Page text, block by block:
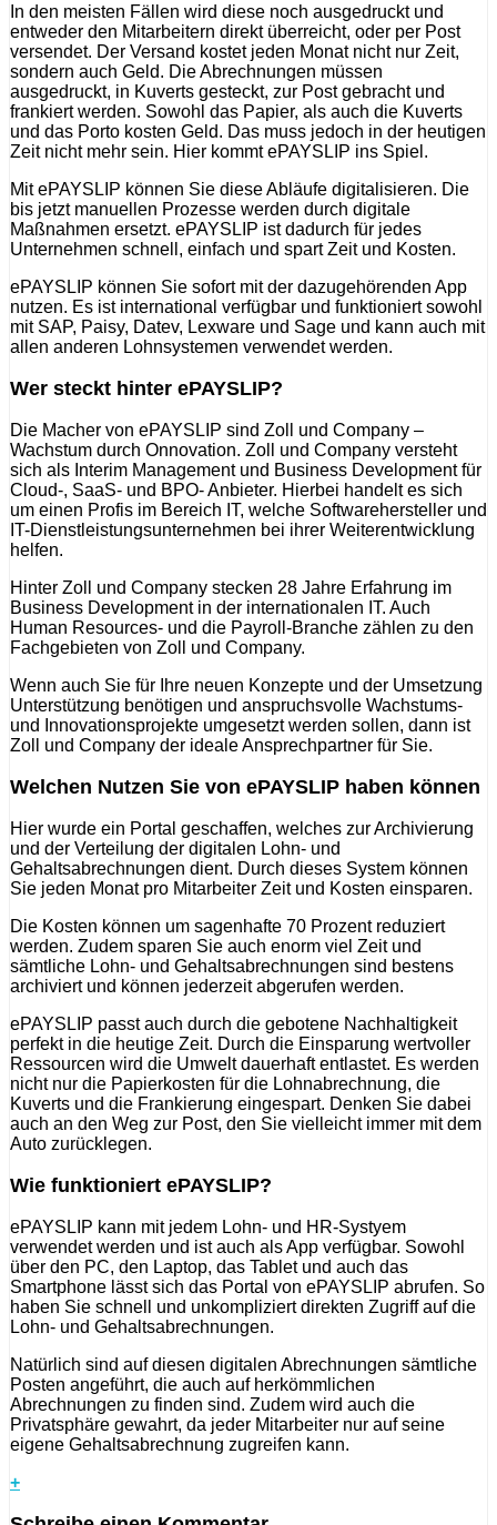
In den meisten Fällen wird diese noch ausgedruckt und
entweder den Mitarbeitern direkt überreicht, oder per Post
versendet. Der Versand kostet jeden Monat nicht nur Zeit,
sondern auch Geld. Die Abrechnungen müssen
ausgedruckt, in Kuverts gesteckt, zur Post gebracht und
frankiert werden. Sowohl das Papier, als auch die Kuverts
und das Porto kosten Geld. Das muss jedoch in der heutigen
Zeit nicht mehr sein. Hier kommt ePAYSLIP ins Spiel.
Mit ePAYSLIP können Sie diese Abläufe digitalisieren. Die
bis jetzt manuellen Prozesse werden durch digitale
Maßnahmen ersetzt. ePAYSLIP ist dadurch für jedes
Unternehmen schnell, einfach und spart Zeit und Kosten.
ePAYSLIP können Sie sofort mit der dazugehörenden App
nutzen. Es ist international verfügbar und funktioniert sowohl
mit SAP, Paisy, Datev, Lexware und Sage und kann auch mit
allen anderen Lohnsystemen verwendet werden.
Wer steckt hinter ePAYSLIP?
Die Macher von ePAYSLIP sind Zoll und Company –
Wachstum durch Onnovation. Zoll und Company versteht
sich als Interim Management und Business Development für
Cloud-, SaaS- und BPO- Anbieter. Hierbei handelt es sich
um einen Profis im Bereich IT, welche Softwarehersteller und
IT-Dienstleistungsunternehmen bei ihrer Weiterentwicklung
helfen.
Hinter Zoll und Company stecken 28 Jahre Erfahrung im
Business Development in der internationalen IT. Auch
Human Resources- und die Payroll-Branche zählen zu den
Fachgebieten von Zoll und Company.
Wenn auch Sie für Ihre neuen Konzepte und der Umsetzung
Unterstützung benötigen und anspruchsvolle Wachstums-
und Innovationsprojekte umgesetzt werden sollen, dann ist
Zoll und Company der ideale Ansprechpartner für Sie.
Welchen Nutzen Sie von ePAYSLIP haben können
Hier wurde ein Portal geschaffen, welches zur Archivierung
und der Verteilung der digitalen Lohn- und
Gehaltsabrechnungen dient. Durch dieses System können
Sie jeden Monat pro Mitarbeiter Zeit und Kosten einsparen.
Die Kosten können um sagenhafte 70 Prozent reduziert
werden. Zudem sparen Sie auch enorm viel Zeit und
sämtliche Lohn- und Gehaltsabrechnungen sind bestens
archiviert und können jederzeit abgerufen werden.
ePAYSLIP passt auch durch die gebotene Nachhaltigkeit
perfekt in die heutige Zeit. Durch die Einsparung wertvoller
Ressourcen wird die Umwelt dauerhaft entlastet. Es werden
nicht nur die Papierkosten für die Lohnabrechnung, die
Kuverts und die Frankierung eingespart. Denken Sie dabei
auch an den Weg zur Post, den Sie vielleicht immer mit dem
Auto zurücklegen.
Wie funktioniert ePAYSLIP?
ePAYSLIP kann mit jedem Lohn- und HR-Systyem
verwendet werden und ist auch als App verfügbar. Sowohl
über den PC, den Laptop, das Tablet und auch das
Smartphone lässt sich das Portal von ePAYSLIP abrufen. So
haben Sie schnell und unkompliziert direkten Zugriff auf die
Lohn- und Gehaltsabrechnungen.
Natürlich sind auf diesen digitalen Abrechnungen sämtliche
Posten angeführt, die auch auf herkömmlichen
Abrechnungen zu finden sind. Zudem wird auch die
Privatsphäre gewahrt, da jeder Mitarbeiter nur auf seine
eigene Gehaltsabrechnung zugreifen kann.
+